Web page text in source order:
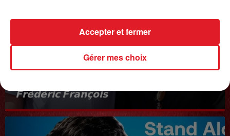
𝗙𝗿𝗲́𝗱𝗲́𝗿𝗶𝗰 𝗙𝗿𝗮𝗻𝗰̧𝗼𝗶𝘀
Interview du 20 juin 2025
Gérer mes choix
Accepter et fermer